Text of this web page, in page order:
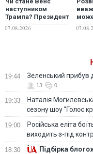
наступником
Трампа? Президент
неочікуваною
07.08.2026
вже
19:44 Зеленський прибув
13 0
19:33
Наталія
сезону шоу "Голос
19:00
Російська еліта
виходить з-під
18:30
Підбірка